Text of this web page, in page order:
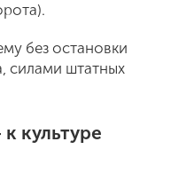
без остановки
силами штатных
культуре